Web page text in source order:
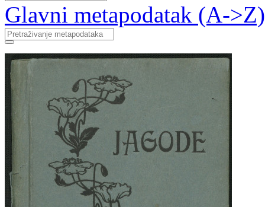
Glavni metapodatak (A->Z)